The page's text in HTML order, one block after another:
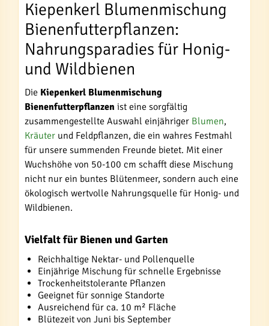
Kiepenkerl Blumenmischung
Bienenfutterpflanzen:
Nahrungsparadies für Honig-
und Wildbienen
Die Kiepenkerl Blumenmischung
Bienenfutterpflanzen ist eine sorgfältig
zusammengestellte Auswahl einjähriger Blumen,
Kräuter und Feldpflanzen, die ein wahres Festmahl
für unsere summenden Freunde bietet. Mit einer
Wuchshöhe von 50-100 cm schafft diese Mischung
nicht nur ein buntes Blütenmeer, sondern auch eine
ökologisch wertvolle Nahrungsquelle für Honig- und
Wildbienen.
Vielfalt für Bienen und Garten
Reichhaltige Nektar- und Pollenquelle
Einjährige Mischung für schnelle Ergebnisse
Trockenheitstolerante Pflanzen
Geeignet für sonnige Standorte
Ausreichend für ca. 10 m² Fläche
Blütezeit von Juni bis September